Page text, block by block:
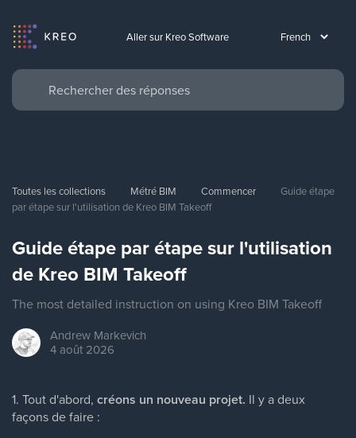
Aller sur Kreo Software
Toutes les collections Métré BIM Commencer
Guide étape
par étape sur l'utilisation de Kreo BIM Takeoff
Guide étape par étape sur l'utilisation
de Kreo BIM Takeoff
The most detailed instruction on using Kreo BIM Takeoff
Andrew Markevich
4 août 2026
1. Tout d'abord, créons un nouveau projet. Il y a deux
façons de faire :